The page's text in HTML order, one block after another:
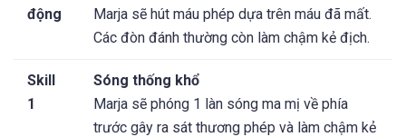
động
Marja sẽ hút máu phép dựa trên máu đã mất.
Các đòn đánh thường còn làm chậm kẻ địch.
Skill
1
Sóng thống khổ
Marja sẽ phóng 1 làn sóng ma mị về phía
trước gây ra sát thương phép và làm chậm kẻ